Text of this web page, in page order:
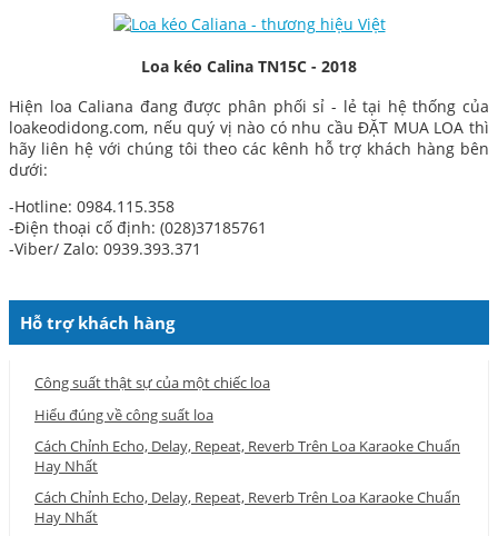
Loa kéo Calina TN15C - 2018
Hiện loa Caliana đang được phân phối sỉ - lẻ tại hệ thống của
loakeodidong.com, nếu quý vị nào có nhu cầu ĐẶT MUA LOA thì
hãy liên hệ với chúng tôi theo các kênh hỗ trợ khách hàng bên
dưới:
-Hotline: 0984.115.358
-Điện thoại cố định: (028)37185761
-Viber/ Zalo: 0939.393.371
Hỗ trợ khách hàng
Công suất thật sự của một chiếc loa
Hiểu đúng về công suất loa
Cách Chỉnh Echo, Delay, Repeat, Reverb Trên Loa Karaoke Chuẩn
Hay Nhất
Cách Chỉnh Echo, Delay, Repeat, Reverb Trên Loa Karaoke Chuẩn
Hay Nhất